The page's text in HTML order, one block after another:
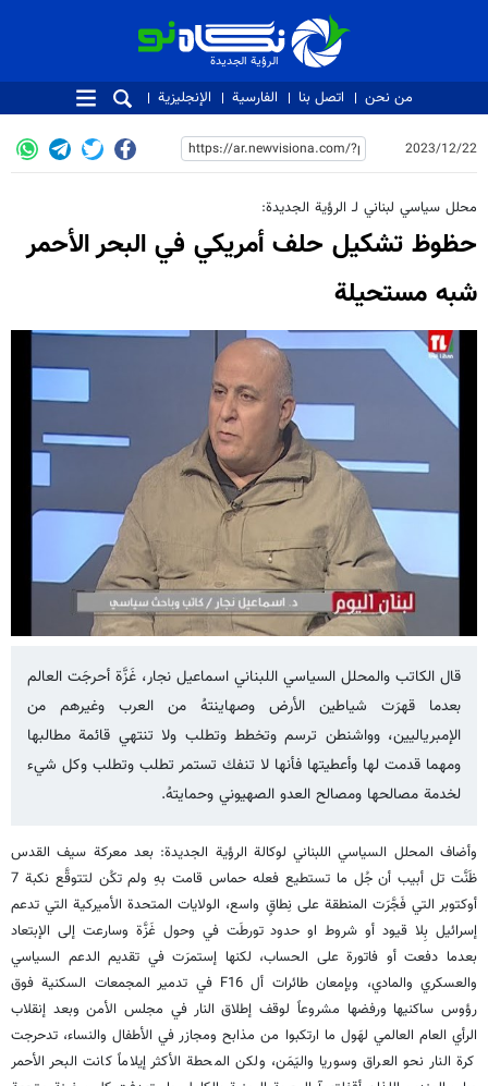
الرؤية الجديدة
الرؤية الجديدة
من نحن اتصل بنا الفارسية الإنجليزية
2023/12/22
محلل سياسي لبناني لـ الرؤية الجديدة:
حظوظ تشكيل حلف أمريكي في البحر الأحمر
شبه مستحيلة
قال الكاتب والمحلل السياسي اللبناني اسماعيل نجار، غَزَّة أحرجَت العالم
بعدما قهرَت شياطين الأرض وصهاينتهُ من العرب وغيرهم من
الإمبرياليين، وواشنطن ترسم وتخطط وتطلب ولا تنتهي قائمة مطالبها
ومهما قدمت لها وأعطيتها فأنها لا تنفك تستمر تطلب وتطلب وكل شيء
لخدمة مصالحها ومصالح العدو الصهيوني وحمايتهُ.
وأضاف المحلل السياسي اللبناني لوكالة الرؤية الجديدة: بعد معركة سيف القدس
ظَنَّت تل أبيب أن جُل ما تستطيع فعله حماس قامت بهِ ولم تكُن لتتوقَّع نكبة 7
أوكتوبر التي فَجَّرَت المنطقة على نِطاقٍ واسع، الولايات المتحدة الأميركية التي تدعم
إسرائيل بِلا قيود أو شروط او حدود تورطَت في وحول غَزَّة وسارعت إلى الإبتعاد
بعدما دفعت أو فاتورة على الحساب، لكنها إستمرَت في تقديم الدعم السياسي
والعسكري والمادي، وبإمعان طائرات أل F16 في تدمير المجمعات السكنية فوق
رؤوس ساكنيها ورفضها مشروعاً لوقف إطلاق النار في مجلس الأمن وبعد إنقلاب
الرأي العام العالمي لهَول ما ارتكبوا من مذابح ومجازر في الأطفال والنساء، تدحرجت
كرة النار نحو العراق وسوريا واليَمَن، ولكن المحطة الأكثر إيلاماً كانت البحر الأحمر